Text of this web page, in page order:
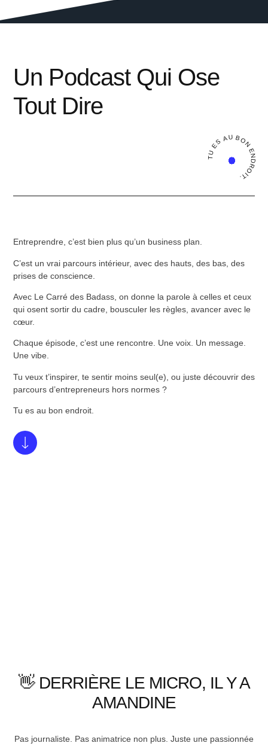
Un Podcast Qui Ose
Tout Dire
TU ES AU BON ENDROIT.
Entreprendre, c’est bien plus qu’un business plan.
C’est un vrai parcours intérieur, avec des hauts, des bas, des
prises de conscience.
Avec Le Carré des Badass , on donne la parole à celles et ceux
qui osent sortir du cadre, bousculer les règles, avancer avec le
cœur.
Chaque épisode, c’est une rencontre. Une voix. Un message.
Une vibe.
Tu veux t’inspirer, te sentir moins seul(e), ou juste découvrir des
parcours d’entrepreneurs hors normes ?
Tu es au bon endroit.
👋 DERRIÈRE LE MICRO, IL Y A
AMANDINE
Pas journaliste. Pas animatrice non plus. Juste une passionnée